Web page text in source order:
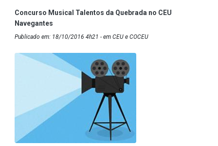
Concurso Musical Talentos da Quebrada no CEU
Navegantes
Publicado em: 18/10/2016 4h21 - em CEU e COCEU